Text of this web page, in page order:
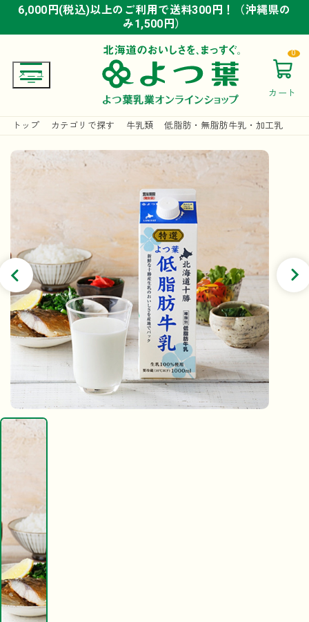
6,000円(税込)以上のご利用で送料300円！（沖縄県の
み1,500円）
6,000円(税込)以上のご利用で送料300円！（沖縄県の
み1,500円）
6,000円(税込)以上のご利用で送料300円！（沖縄県の
み1,500円）
カート
0
トップ カテゴリで探す 牛乳類 低脂肪・無脂肪牛乳・加工乳